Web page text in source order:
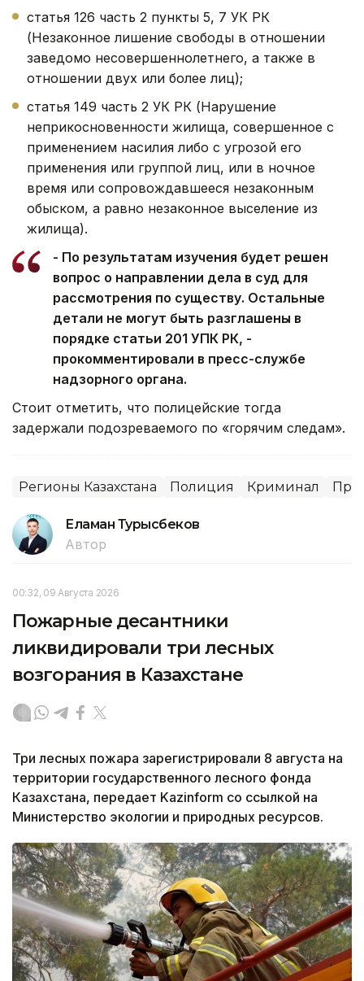
статья 126 часть 2 пункты 5, 7 УК РК
(Незаконное лишение свободы в отношении
заведомо несовершеннолетнего, а также в
отношении двух или более лиц);
статья 149 часть 2 УК РК (Нарушение
неприкосновенности жилища, совершенное с
применением насилия либо с угрозой его
применения или группой лиц, или в ночное
время или сопровождавшееся незаконным
обыском, а равно незаконное выселение из
жилища).
- По результатам изучения будет решен
вопрос о направлении дела в суд для
рассмотрения по существу. Остальные
детали не могут быть разглашены в
порядке статьи 201 УПК РК, -
прокомментировали в пресс-службе
надзорного органа.
Стоит отметить, что полицейские тогда
задержали подозреваемого по «горячим следам».
Регионы Казахстана Полиция Криминал
Еламан Турысбеков
Автор
00:32, 09 Августа 2026
Пожарные десантники
ликвидировали три лесных
возгорания в Казахстане
Три лесных пожара зарегистрировали 8 августа на
территории государственного лесного фонда
Казахстана, передает Kazinform со ссылкой на
Министерство экологии и природных ресурсов.